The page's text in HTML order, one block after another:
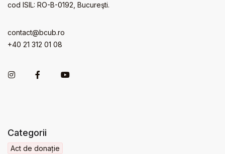
cod ISIL: RO-B-0192, Bucureşti.
contact@bcub.ro
+40 21 312 01 08
Categorii
Act de donație